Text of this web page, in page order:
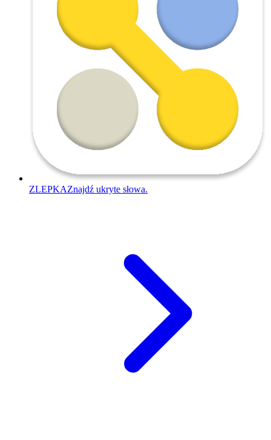
ZLEPKAZnajdź ukryte słowa.